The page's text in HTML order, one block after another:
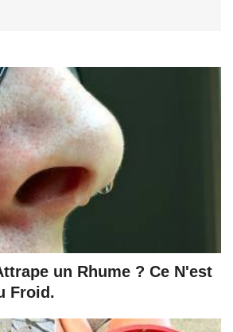
un Rhume ? Ce N'est
Froid.